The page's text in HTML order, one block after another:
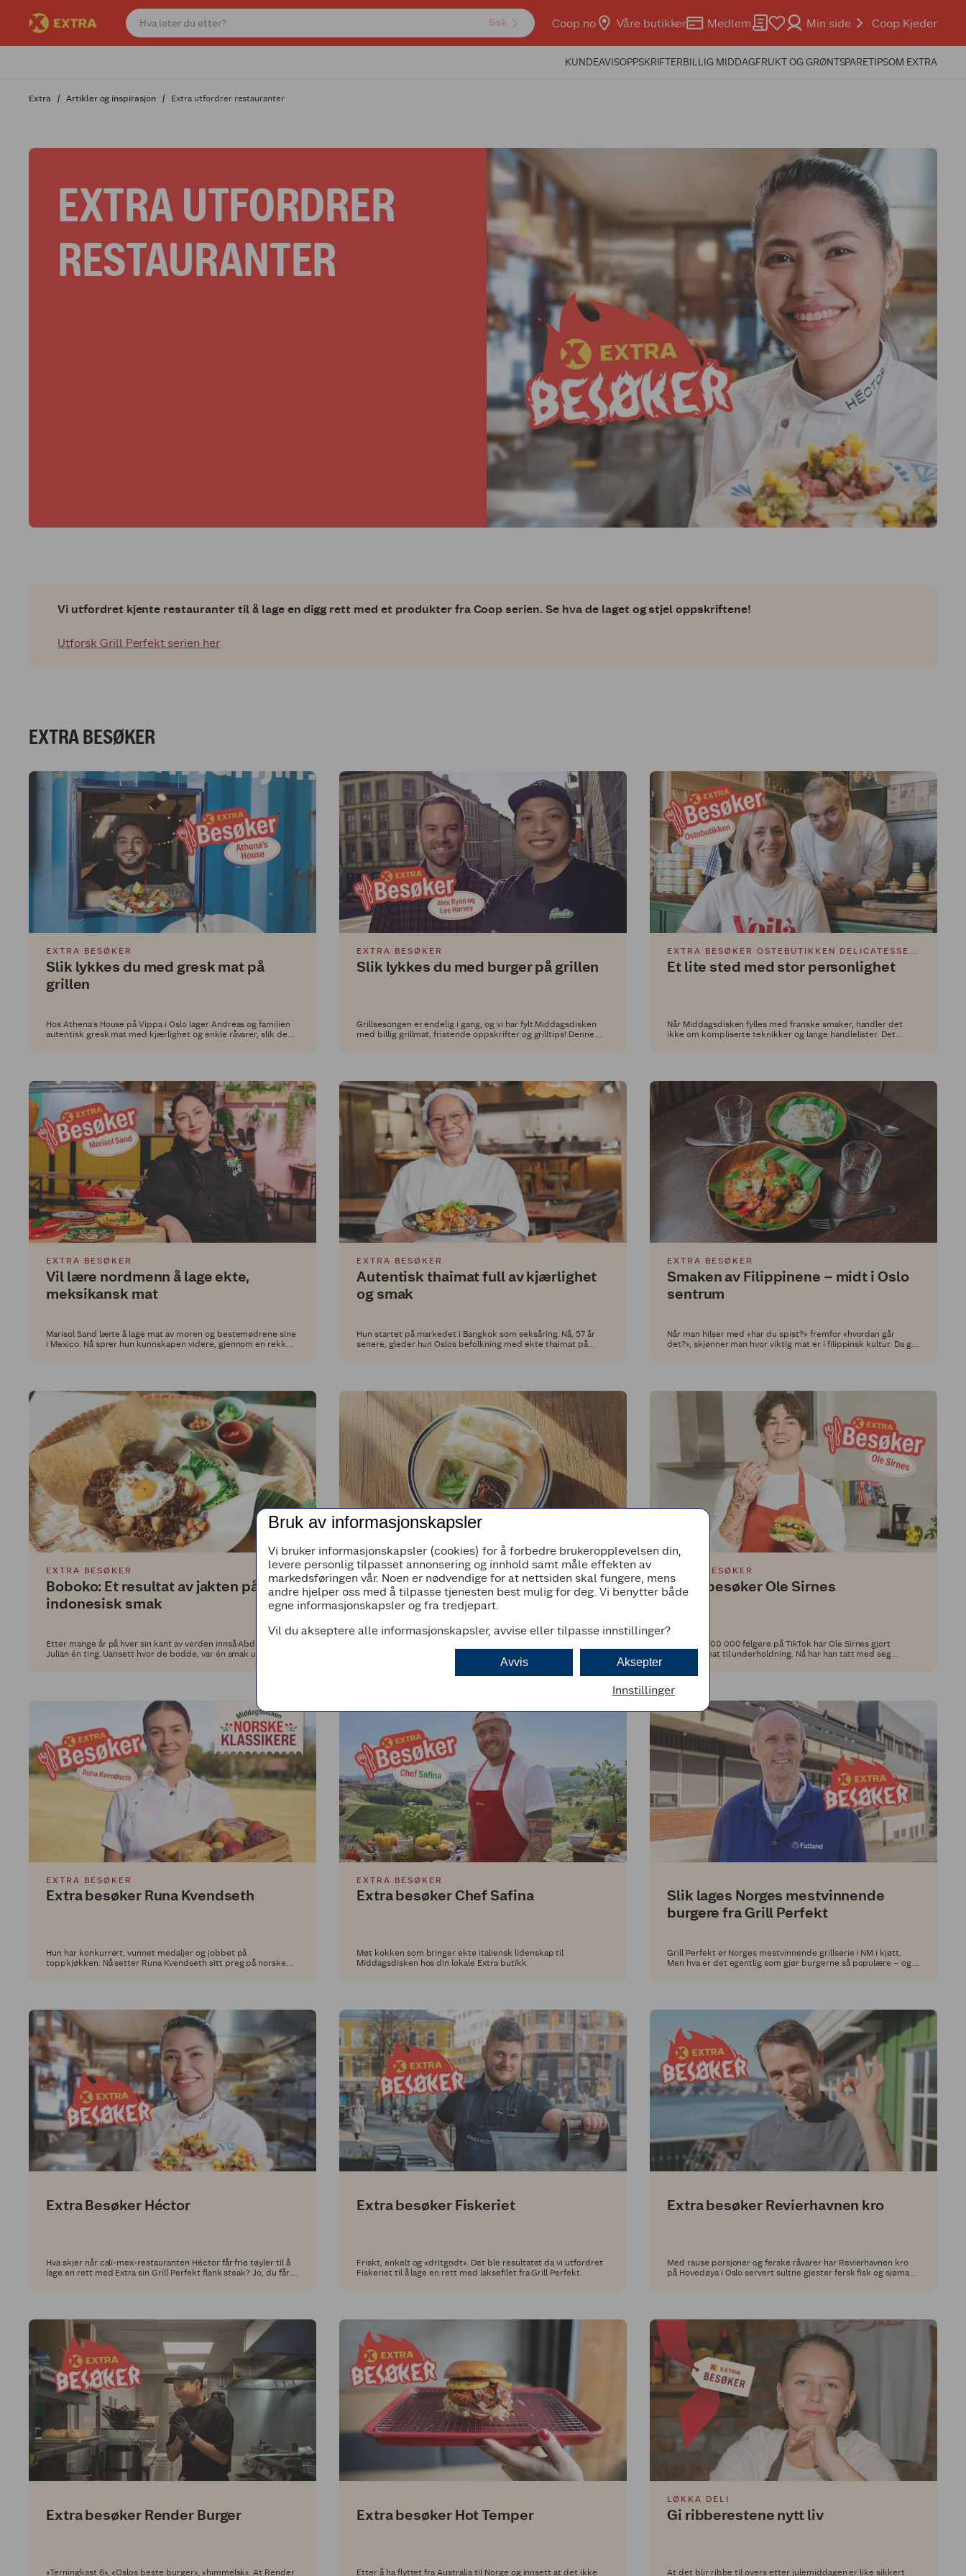
Søk Coop.no Våre butikker Medlem Min side Coop Kjeder
KUNDEAVISOPPSKRIFTERBILLIG MIDDAGFRUKT OG GRØNTSPARETIPSOM EXTRA
Extra Artikler og inspirasjon Extra utfordrer restauranter
EXTRA UTFORDRER
RESTAURANTER
Vi utfordret kjente restauranter til å lage en digg rett med et produkter fra Coop serien. Se hva de laget og stjel oppskriftene!
Utforsk Grill Perfekt serien her
EXTRA BESØKER
EXTRA BESØKER
Slik lykkes du med gresk mat på
grillen
Hos Athena's House på Vippa i Oslo lager Andreas og familien
autentisk gresk mat med kjærlighet og enkle råvarer, slik de
EXTRA BESØKER
Slik lykkes du med burger på grillen
Grillsesongen er endelig i gang, og vi har fylt Middagsdisken
med billig grillmat, fristende oppskrifter og grilltips! Denne
ekstra, som løfter grillmåltidet.
EXTRA BESØKER OSTEBUTIKKEN DELICATESSEN & BISTRO
Et lite sted med stor personlighet
Når Middagsdisken fylles med franske smaker, handler det
ikke om kompliserte teknikker og lange handlelister. Det
EXTRA BESØKER
Vil lære nordmenn å lage ekte,
meksikansk mat
Marisol Sand lærte å lage mat av moren og bestemødrene sine
i Mexico. Nå sprer hun kunnskapen videre, gjennom en rekke
EXTRA BESØKER
Autentisk thaimat full av kjærlighet
og smak
Hun startet på markedet i Bangkok som seksåring. Nå, 57 år
senere, gleder hun Oslos befolkning med ekte thaimat på
EXTRA BESØKER
Smaken av Filippinene – midt i Oslo
sentrum
Når man hilser med «har du spist?» fremfor «hvordan går
det?», skjønner man hvor viktig mat er i filippinsk kultur. Da gir
EXTRA BESØKER
Boboko: Et resultat av jakten på ekte
indonesisk smak
Etter mange år på hver sin kant av verden innså Abdul og
Julian én ting. Uansett hvor de bodde, var én smak umulig å
EXTRA BESØKER
Fra Saigon til Sagene
familie med røtter i Ho Chi Minh City og et brennende ønske
EXTRA BESØKER
Extra besøker Ole Sirnes
Med over 100 000 følgere på TikTok har Ole Sirnes gjort
hverdagsmat til underholdning. Nå har han tatt med seg
EXTRA BESØKER
Extra besøker Runa Kvendseth
Hun har konkurrert, vunnet medaljer og jobbet på
toppkjøkken. Nå setter Runa Kvendseth sitt preg på norske
EXTRA BESØKER
Extra besøker Chef Safina
Møt kokken som bringer ekte italiensk lidenskap til
Middagsdisken hos din lokale Extra butikk.
Slik lages Norges mestvinnende
burgere fra Grill Perfekt
Grill Perfekt er Norges mestvinnende grillserie i NM i kjøtt.
Men hva er det egentlig som gjør burgerne så populære – og
Extra Besøker Héctor
Hva skjer når cali-mex-restauranten Héctor får frie tøyler til å
lage en rett med Extra sin Grill Perfekt flank steak? Jo, du får
Extra besøker Fiskeriet
Friskt, enkelt og «dritgodt». Det ble resultatet da vi utfordret
Fiskeriet til å lage en rett med laksefilet fra Grill Perfekt.
Extra besøker Revierhavnen kro
Med rause porsjoner og ferske råvarer har Revierhavnen kro
på Hovedøya i Oslo servert sultne gjester fersk fisk og sjømat i
Extra besøker Render Burger
«Terningkast 6», «Oslos beste burger», «himmelsk». At Render
Extra besøker Hot Temper
Etter å ha flyttet fra Australia til Norge og innsett at det ikke
LØKKA DELI
Gi ribberestene nytt liv
At det blir ribbe til overs etter julemiddagen er like sikkert
Bruk av informasjonskapsler
Vi bruker informasjonskapsler (cookies) for å forbedre brukeropplevelsen din,
levere personlig tilpasset annonsering og innhold samt måle effekten av
markedsføringen vår. Noen er nødvendige for at nettsiden skal fungere, mens
andre hjelper oss med å tilpasse tjenesten best mulig for deg. Vi benytter både
egne informasjonskapsler og fra tredjepart.
Vil du akseptere alle informasjonskapsler, avvise eller tilpasse innstillinger?
Aksepter
Avvis
Innstillinger